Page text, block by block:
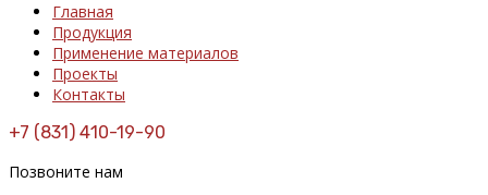
Главная
Продукция
Применение материалов
Проекты
Контакты
+7 (831) 410-19-90
Позвоните нам